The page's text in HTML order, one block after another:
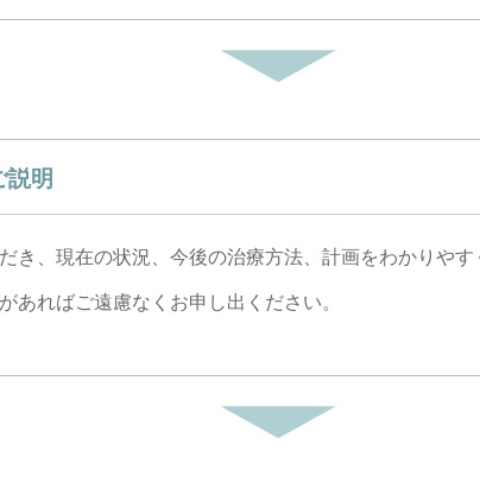
説明
き、現在の状況、今後の治療方法、計画をわかりやす
あればご遠慮なくお申し出ください。